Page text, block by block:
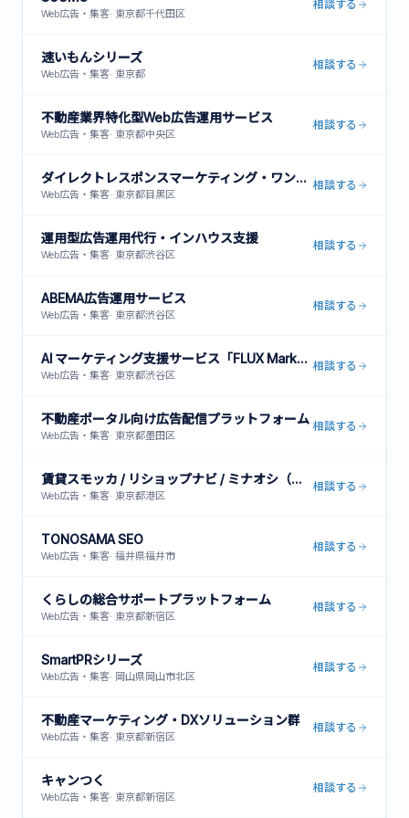
Web広告・集客· 東京都千代田区
相談する
速いもんシリーズ
Web広告・集客· 東京都
相談する
不動産業界特化型Web広告運用サービス
Web広告・集客· 東京都中央区
相談する
ダイレクトレスポンスマーケティング・ワンストップサービス
Web広告・集客· 東京都目黒区
相談する
運用型広告運用代行・インハウス支援
Web広告・集客· 東京都渋谷区
相談する
ABEMA広告運用サービス
Web広告・集客· 東京都渋谷区
相談する
AI マーケティング支援サービス「FLUX Marketing」
Web広告・集客· 東京都渋谷区
相談する
不動産ポータル向け広告配信プラットフォーム
Web広告・集客· 東京都墨田区
相談する
賃貸スモッカ / リショップナビ / ミナオシ（他複数メディア運営）
Web広告・集客· 東京都港区
相談する
TONOSAMA SEO
Web広告・集客· 福井県福井市
相談する
くらしの総合サポートプラットフォーム
Web広告・集客· 東京都新宿区
相談する
SmartPRシリーズ
Web広告・集客· 岡山県岡山市北区
相談する
不動産マーケティング・DXソリューション群
Web広告・集客· 東京都新宿区
相談する
キャンつく
Web広告・集客· 東京都新宿区
相談する